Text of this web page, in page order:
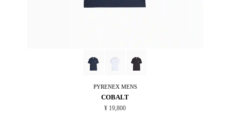
PYRENEXMENS
COBALT
¥ 19,800